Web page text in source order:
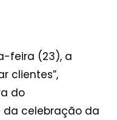
feira (23), a
clientes”,
do
da celebração da